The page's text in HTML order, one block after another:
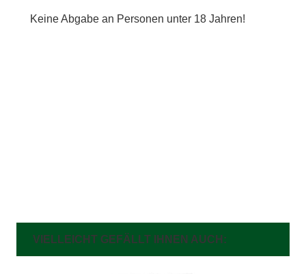
Keine Abgabe an Personen unter 18 Jahren!
VIELLEICHT GEFÄLLT IHNEN AUCH: